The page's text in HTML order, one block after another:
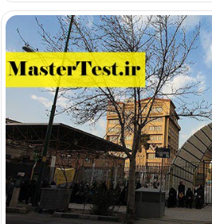
ارشد
مهندسی
خودرو
دانشگاه
علم
و
صنعت
در
شرکت
ساپیا
۱۴۰۲